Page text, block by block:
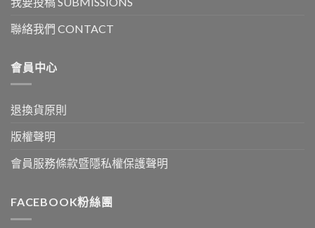
聯絡我們 CONTACT
會員中心
退換貨原則
版權聲明
會員服務條款暨隱私權保護聲明
FACEBOOK粉絲團